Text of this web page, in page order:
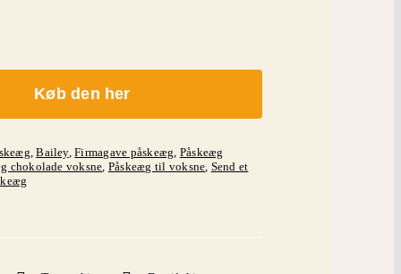
Køb den her
,Bailey,Firmagave påskeæg, Påskeæg
chokolade voksne, Påskeæg til voksne, Send et